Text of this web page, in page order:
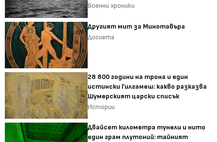
Военни хроники
Другият мит за Минотавъра
Досиета
28 800 години на трона и един
истински Гилгамеш: какво разказва
Шумерският царски списък
Истории
Двайсет километра тунели и нито
един грам плутоний: тайният